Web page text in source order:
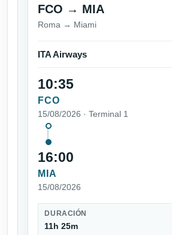
FCO → MIA
Roma → Miami
ITA Airways
10:35
FCO
15/08/2026 · Terminal 1
16:00
MIA
15/08/2026
DURACIÓN
11h 25m